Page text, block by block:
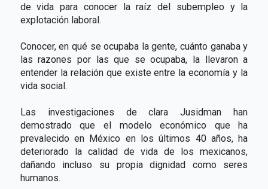
de vida para conocer la raíz del subempleo y la
explotación laboral.
Conocer, en qué se ocupaba la gente, cuánto ganaba y
las razones por las que se ocupaba, la llevaron a
entender la relación que existe entre la economía y la
vida social.
Las investigaciones de clara Jusidman han
demostrado que el modelo económico que ha
prevalecido en México en los últimos 40 años, ha
deteriorado la calidad de vida de los mexicanos,
dañando incluso su propia dignidad como seres
humanos.